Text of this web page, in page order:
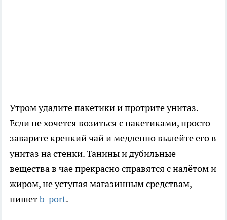
Утром удалите пакетики и протрите унитаз.
Если не хочется возиться с пакетиками, просто
заварите крепкий чай и медленно вылейте его в
унитаз на стенки. Танины и дубильные
вещества в чае прекрасно справятся с налётом и
жиром, не уступая магазинным средствам,
пишетb-port.